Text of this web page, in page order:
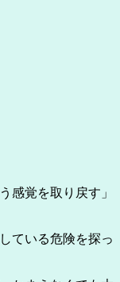
感覚を取り戻す」
ている危険を探っ